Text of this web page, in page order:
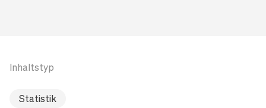
Inhaltstyp
Statistik